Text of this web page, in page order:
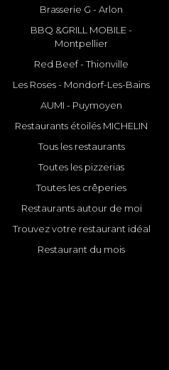
Brasserie G - Arlon
BBQ &GRILL MOBILE -
Montpellier
Red Beef - Thionville
Les Roses - Mondorf-Les-Bains
AUMI - Puymoyen
Restaurants étoilés MICHELIN
Tous les restaurants
Toutes les pizzerias
Toutes les crêperies
Restaurants autour de moi
Trouvez votre restaurant idéal
Restaurant du mois